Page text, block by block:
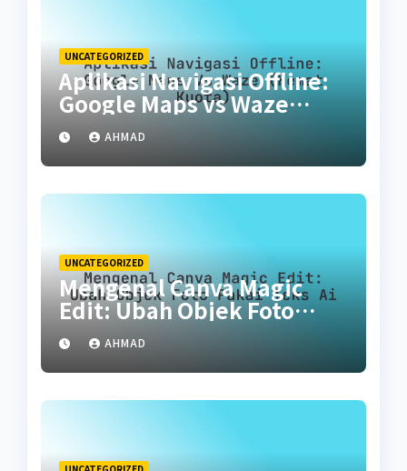
UNCATEGORIZED
Aplikasi Navigasi Offline:
Google Maps vs Waze
(Hemat Kuota)
AHMAD
UNCATEGORIZED
Mengenal Canva Magic
Edit: Ubah Objek Foto
Pakai Teks AI
AHMAD